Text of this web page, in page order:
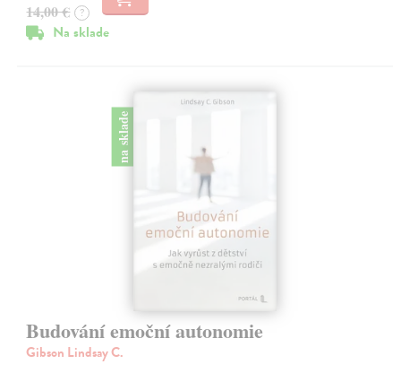
14,00 € ?
Na sklade
na sklade
Budování emoční autonomie
Gibson Lindsay C.